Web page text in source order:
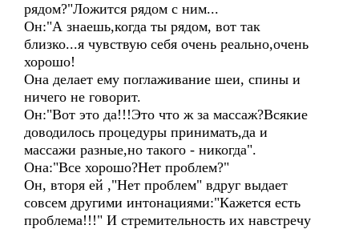
рядом?"Ложится рядом с ним...
Он:"А знаешь,когда ты рядом, вот так
близко...я чувствую себя очень реально,очень
хорошо!
Она делает ему поглаживание шеи, спины и
ничего не говорит.
Он:"Вот это да!!!Это что ж за массаж?Всякие
доводилось процедуры принимать,да и
массажи разные,но такого - никогда".
Она:"Все хорошо?Нет проблем?"
Он, вторя ей ,"Нет проблем" вдруг выдает
совсем другими интонациями:"Кажется есть
проблема!!!" И стремительность их навстречу